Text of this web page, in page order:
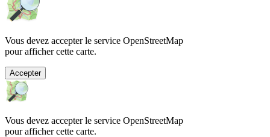
Vous devez accepter le service OpenStreetMap
pour afficher cette carte.
Accepter
Vous devez accepter le service OpenStreetMap
pour afficher cette carte.